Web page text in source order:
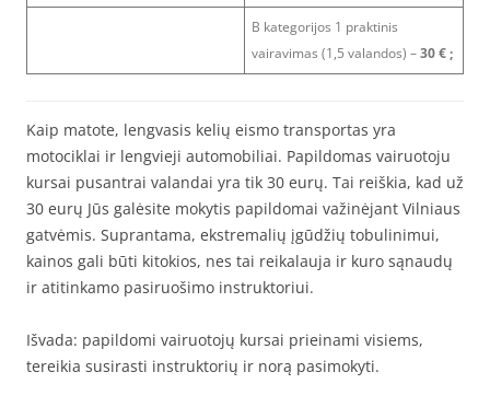
B kategorijos 1 praktinis
vairavimas (1,5 valandos) –30 € ;
Kaip matote, lengvasis kelių eismo transportas yra
motociklai ir lengvieji automobiliai. Papildomas vairuotoju
kursai pusantrai valandai yra tik 30 eurų. Tai reiškia, kad už
30 eurų Jūs galėsite mokytis papildomai važinėjant Vilniaus
gatvėmis. Suprantama, ekstremalių įgūdžių tobulinimui,
kainos gali būti kitokios, nes tai reikalauja ir kuro sąnaudų
ir atitinkamo pasiruošimo instruktoriui.
Išvada: papildomi vairuotojų kursai prieinami visiems,
tereikia susirasti instruktorių ir norą pasimokyti.